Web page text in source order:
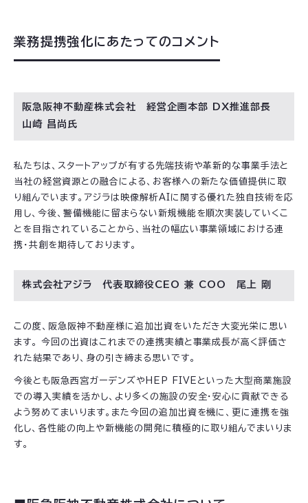
業務提携強化にあたってのコメント
阪急阪神不動産株式会社 経営企画本部 DX推進部長
山崎 昌尚氏
私たちは、スタートアップが有する先端技術や革新的な事業手法と
当社の経営資源との融合による、お客様への新たな価値提供に取
り組んでいます。アジラは映像解析AIに関する優れた独自技術を応
用し、今後、警備機能に留まらない新規機能を順次実装していくこ
とを目指されていることから、当社の幅広い事業領域における連
携・共創を期待しております。
株式会社アジラ 代表取締役CEO 兼 COO 尾上 剛
この度、阪急阪神不動産様に追加出資をいただき大変光栄に思い
ます。 今回の出資はこれまでの連携実績と事業成長が高く評価さ
れた結果であり、身の引き締まる思いです。
今後とも阪急西宮ガーデンズやHEP FIVEといった大型商業施設
での導入実績を活かし、より多くの施設の安全・安心に貢献できる
よう努めてまいります。また今回の追加出資を機に、更に連携を強
化し、各性能の向上や新機能の開発に積極的に取り組んでまいりま
す。